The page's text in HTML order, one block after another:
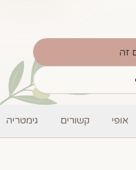
זה
אופי קשורים גימטריה